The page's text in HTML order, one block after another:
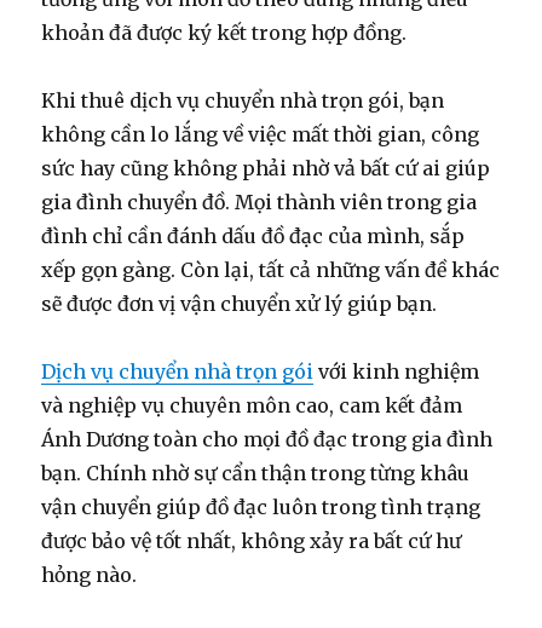
khoản đã được ký kết trong hợp đồng.
Khi thuê dịch vụ chuyển nhà trọn gói, bạn
không cần lo lắng về việc mất thời gian, công
sức hay cũng không phải nhờ vả bất cứ ai giúp
gia đình chuyển đồ. Mọi thành viên trong gia
đình chỉ cần đánh dấu đồ đạc của mình, sắp
xếp gọn gàng. Còn lại, tất cả những vấn đề khác
sẽ được đơn vị vận chuyển xử lý giúp bạn.
Dịch vụ chuyển nhà trọn gói với kinh nghiệm
và nghiệp vụ chuyên môn cao, cam kết đảm
Ánh Dương toàn cho mọi đồ đạc trong gia đình
bạn. Chính nhờ sự cẩn thận trong từng khâu
vận chuyển giúp đồ đạc luôn trong tình trạng
được bảo vệ tốt nhất, không xảy ra bất cứ hư
hỏng nào.